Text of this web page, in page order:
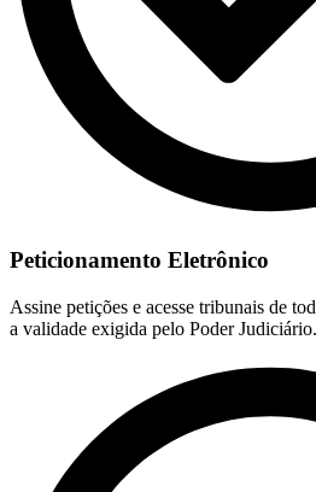
Peticionamento Eletrônico
Assine petições e acesse tribunais de
a validade exigida pelo Poder Judiciário.